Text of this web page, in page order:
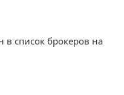
в список брокеров на